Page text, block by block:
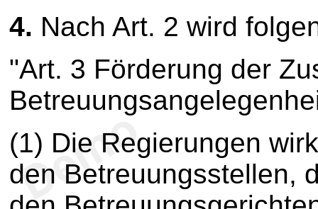
4. Nach Art. 2 wird
"Art. 3 Förderung der
(1) Die Regierungen
den Betreuungsstellen,